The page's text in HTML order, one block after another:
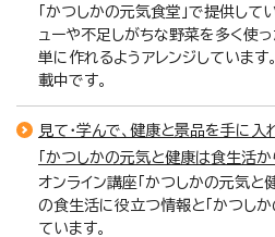
「かつしかの元気食堂」で提供し
ューや不足しがちな野菜を多く使
単に作れるようアレンジしていま
載中です。
見て・学んで、健康と景品を手に
「かつしかの元気と健康は食生活か
オンライン講座「かつしかの元気と
の食生活に役立つ情報と「かつし
ています。